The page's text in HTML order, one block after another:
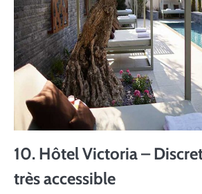
10. Hôtel Victoria –
très accessible